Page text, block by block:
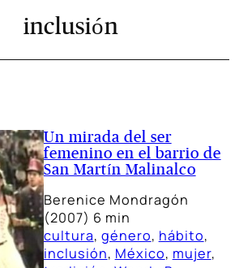
inclusión
Un mirada del ser
femenino en el barrio de
San Martín Malinalco
Berenice Mondragón
(2007) 6 min
cultura, género, hábito
inclusión, México, mujer